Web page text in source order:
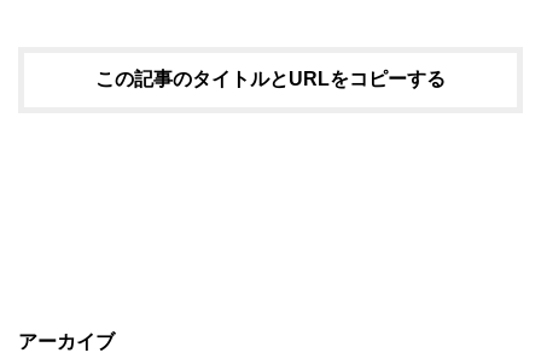
この記事のタイトルとURLをコピーする
アーカイブ